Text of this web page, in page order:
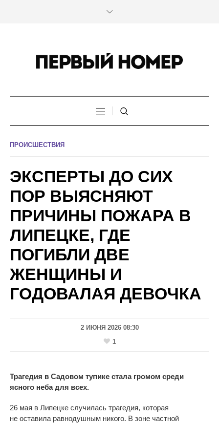
ПРОИСШЕСТВИЯ
ЭКСПЕРТЫ ДО СИХ
ПОР ВЫЯСНЯЮТ
ПРИЧИНЫ ПОЖАРА В
ЛИПЕЦКЕ, ГДЕ
ПОГИБЛИ ДВЕ
ЖЕНЩИНЫ И
ГОДОВАЛАЯ ДЕВОЧКА
2 ИЮНЯ 2026 08:30
1
Трагедия в Садовом тупике стала громом среди
ясного неба для всех.
26 мая в Липецке случилась трагедия, которая
не оставила равнодушным никого. В зоне частной